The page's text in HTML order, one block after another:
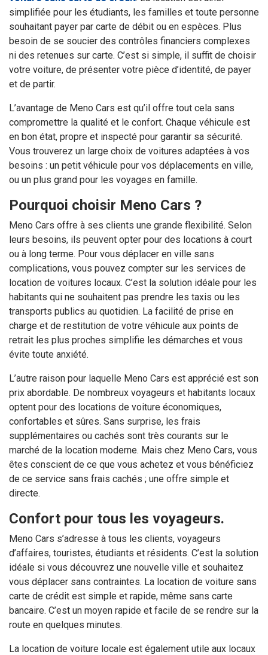
simplifiée pour les étudiants, les familles et toute personne
souhaitant payer par carte de débit ou en espèces. Plus
besoin de se soucier des contrôles financiers complexes
ni des retenues sur carte. C’est si simple, il suffit de choisir
votre voiture, de présenter votre pièce d’identité, de payer
et de partir.
L’avantage de Meno Cars est qu’il offre tout cela sans
compromettre la qualité et le confort. Chaque véhicule est
en bon état, propre et inspecté pour garantir sa sécurité.
Vous trouverez un large choix de voitures adaptées à vos
besoins : un petit véhicule pour vos déplacements en ville,
ou un plus grand pour les voyages en famille.
Pourquoi choisir Meno Cars ?
Meno Cars offre à ses clients une grande flexibilité. Selon
leurs besoins, ils peuvent opter pour des locations à court
ou à long terme. Pour vous déplacer en ville sans
complications, vous pouvez compter sur les services de
location de voitures locaux. C’est la solution idéale pour les
habitants qui ne souhaitent pas prendre les taxis ou les
transports publics au quotidien. La facilité de prise en
charge et de restitution de votre véhicule aux points de
retrait les plus proches simplifie les démarches et vous
évite toute anxiété.
L’autre raison pour laquelle Meno Cars est apprécié est son
prix abordable. De nombreux voyageurs et habitants locaux
optent pour des locations de voiture économiques,
confortables et sûres. Sans surprise, les frais
supplémentaires ou cachés sont très courants sur le
marché de la location moderne. Mais chez Meno Cars, vous
êtes conscient de ce que vous achetez et vous bénéficiez
de ce service sans frais cachés ; une offre simple et
directe.
Confort pour tous les voyageurs.
Meno Cars s’adresse à tous les clients, voyageurs
d’affaires, touristes, étudiants et résidents. C’est la solution
idéale si vous découvrez une nouvelle ville et souhaitez
vous déplacer sans contraintes. La location de voiture sans
carte de crédit est simple et rapide, même sans carte
bancaire. C’est un moyen rapide et facile de se rendre sur la
route en quelques minutes.
La location de voiture locale est également utile aux locaux